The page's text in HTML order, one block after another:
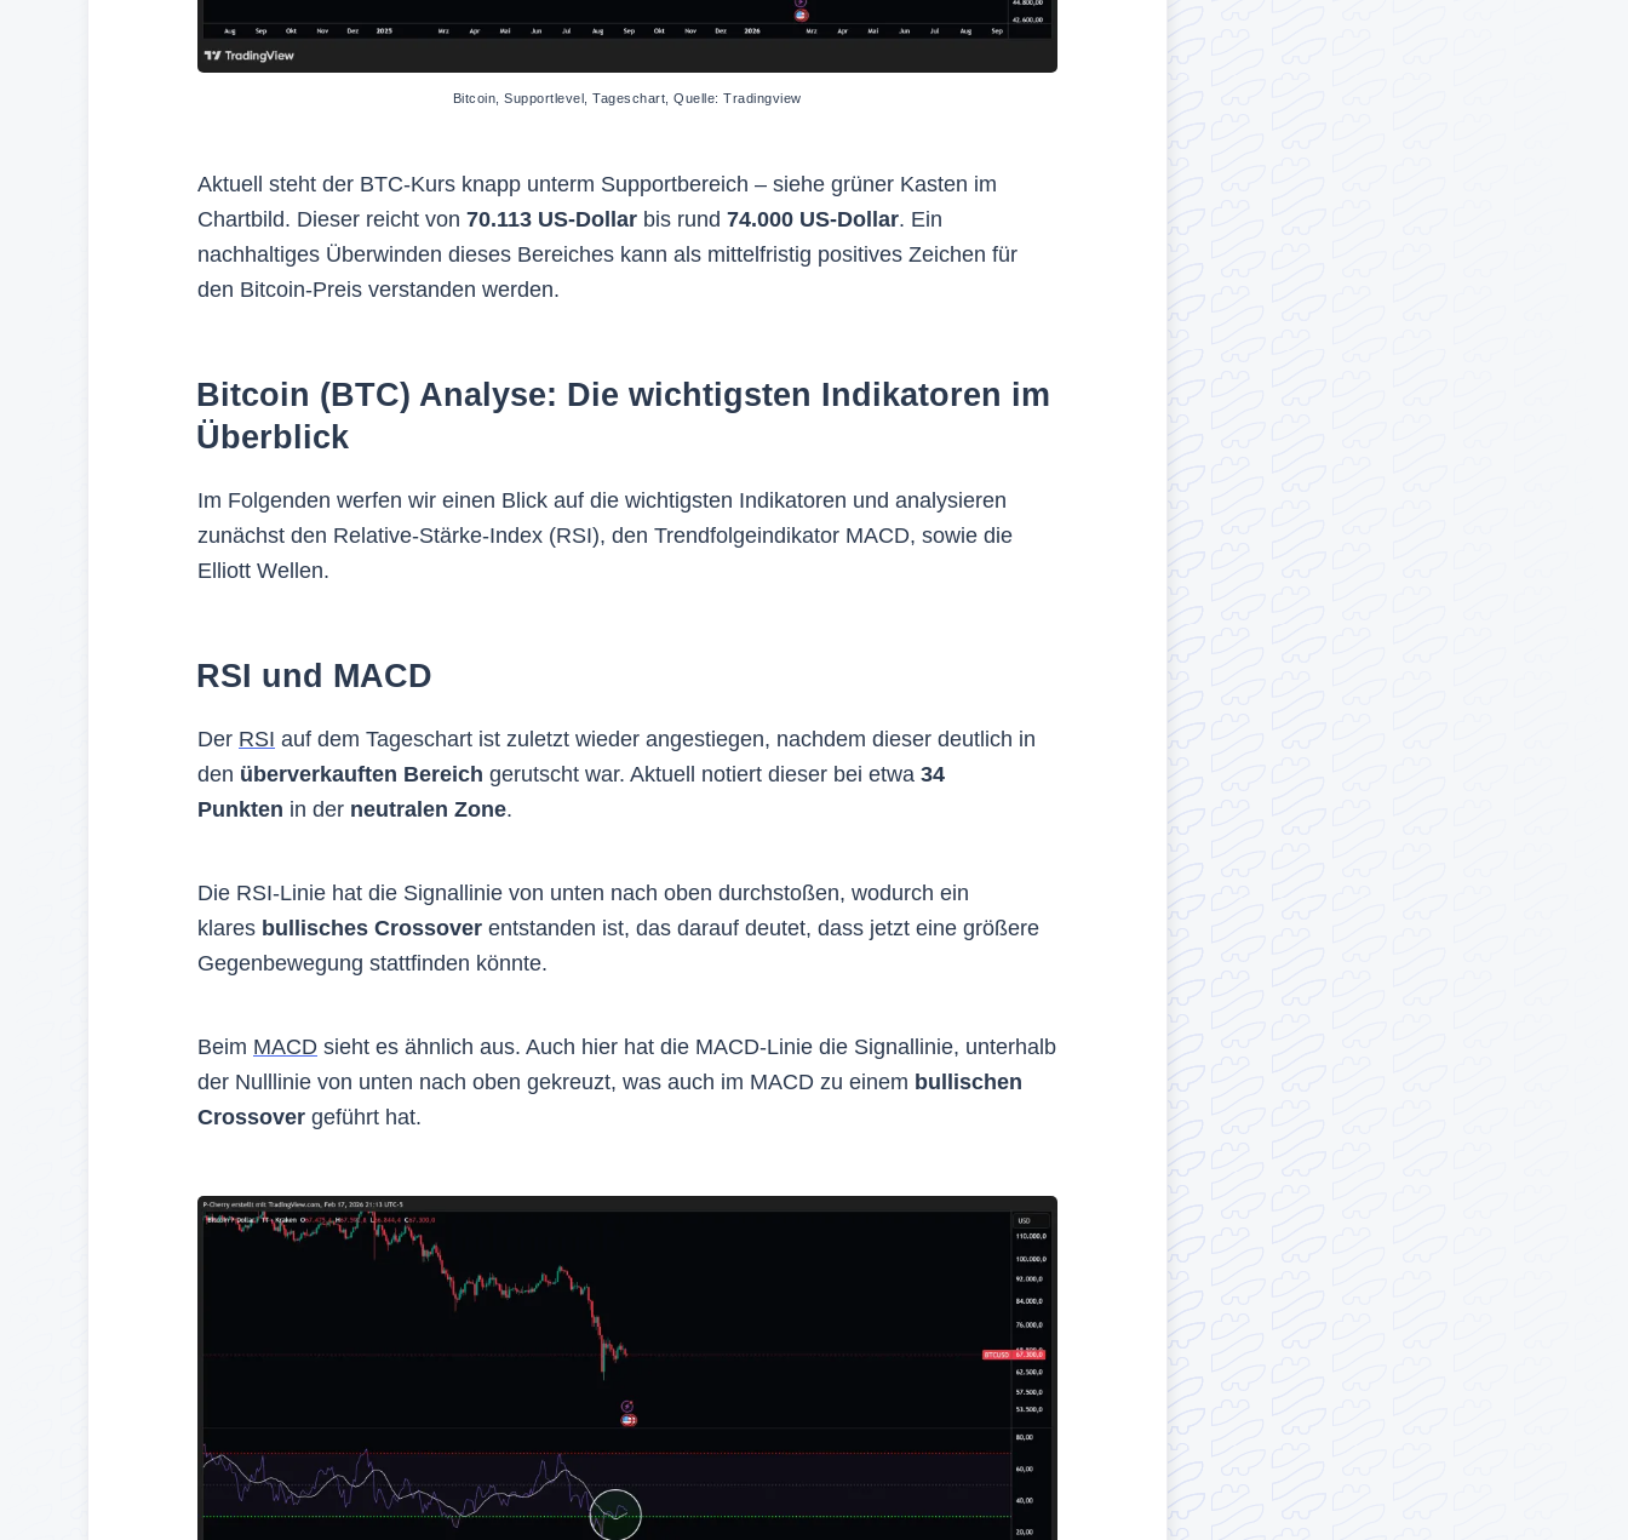
Bitcoin, Supportlevel, Tageschart, Quelle: Tradingview
Aktuell steht der BTC-Kurs knapp unterm Supportbereich – siehe grüner Kasten im
Chartbild. Dieser reicht von 70.113 US-Dollar bis rund 74.000 US-Dollar. Ein
nachhaltiges Überwinden dieses Bereiches kann als mittelfristig positives Zeichen für
den Bitcoin-Preis verstanden werden.
Bitcoin (BTC) Analyse: Die wichtigsten Indikatoren im
Überblick
Im Folgenden werfen wir einen Blick auf die wichtigsten Indikatoren und analysieren
zunächst den Relative-Stärke-Index (RSI), den Trendfolgeindikator MACD, sowie die
Elliott Wellen.
RSI und MACD
Der RSI auf dem Tageschart ist zuletzt wieder angestiegen, nachdem dieser deutlich in
den überverkauften Bereich gerutscht war. Aktuell notiert dieser bei etwa 34
Punkten in der neutralen Zone.
Die RSI-Linie hat die Signallinie von unten nach oben durchstoßen, wodurch ein
klares bullisches Crossover entstanden ist, das darauf deutet, dass jetzt eine größere
Gegenbewegung stattfinden könnte.
Beim MACD sieht es ähnlich aus. Auch hier hat die MACD-Linie die Signallinie, unterhalb
der Nulllinie von unten nach oben gekreuzt, was auch im MACD zu einem bullischen
Crossover geführt hat.